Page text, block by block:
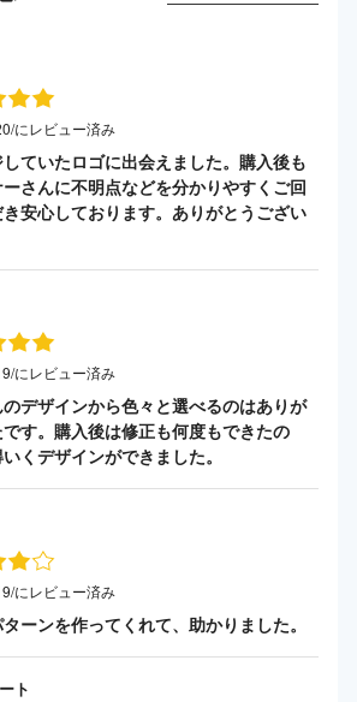
にレビュー済み
ていたロゴに出会えました。購入後も
さんに不明点などを分かりやすくご回
安心しております。ありがとうござい
にレビュー済み
デザインから色々と選べるのはありが
す。購入後は修正も何度もできたの
くデザインができました。
にレビュー済み
ーンを作ってくれて、助かりました。
ト